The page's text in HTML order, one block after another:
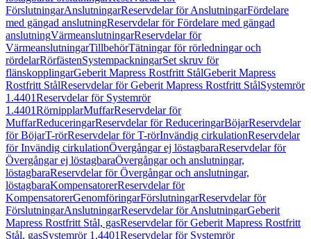
FörslutningarAnslutningarReservdelar för AnslutningarFördelare
med gängad anslutningReservdelar för Fördelare med gängad
anslutningVärmeanslutningarReservdelar för
VärmeanslutningarTillbehörTätningar för rörledningar och
rördelarRörfästenSystempackningarSet skruv för
flänskopplingarGeberit Mapress Rostfritt StålGeberit Mapress
Rostfritt StålReservdelar för Geberit Mapress Rostfritt StålSystemrör
1.4401Reservdelar för Systemrör
1.4401RörnipplarMuffarReservdelar för
MuffarReduceringarReservdelar för ReduceringarBöjarReservdelar
för BöjarT-rörReservdelar för T-rörInvändig cirkulationReservdelar
för Invändig cirkulationÖvergångar ej löstagbaraReservdelar för
Övergångar ej löstagbaraÖvergångar och anslutningar,
löstagbaraReservdelar för Övergångar och anslutningar,
löstagbaraKompensatorerReservdelar för
KompensatorerGenomföringarFörslutningarReservdelar för
FörslutningarAnslutningarReservdelar för AnslutningarGeberit
Mapress Rostfritt Stål, gasReservdelar för Geberit Mapress Rostfritt
Stål, gasSystemrör 1.4401Reservdelar för Systemrör